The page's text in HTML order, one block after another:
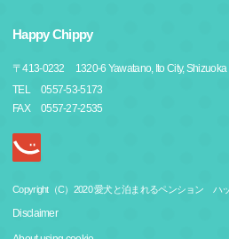
Happy Chippy
〒413-0232
1320-6 Yawatano, Ito City, Shizuoka
TEL
0557-53-5173
FAX
0557-27-2535
Copyright（C）2020 愛犬と泊まれるペンション ハ
Disclaimer